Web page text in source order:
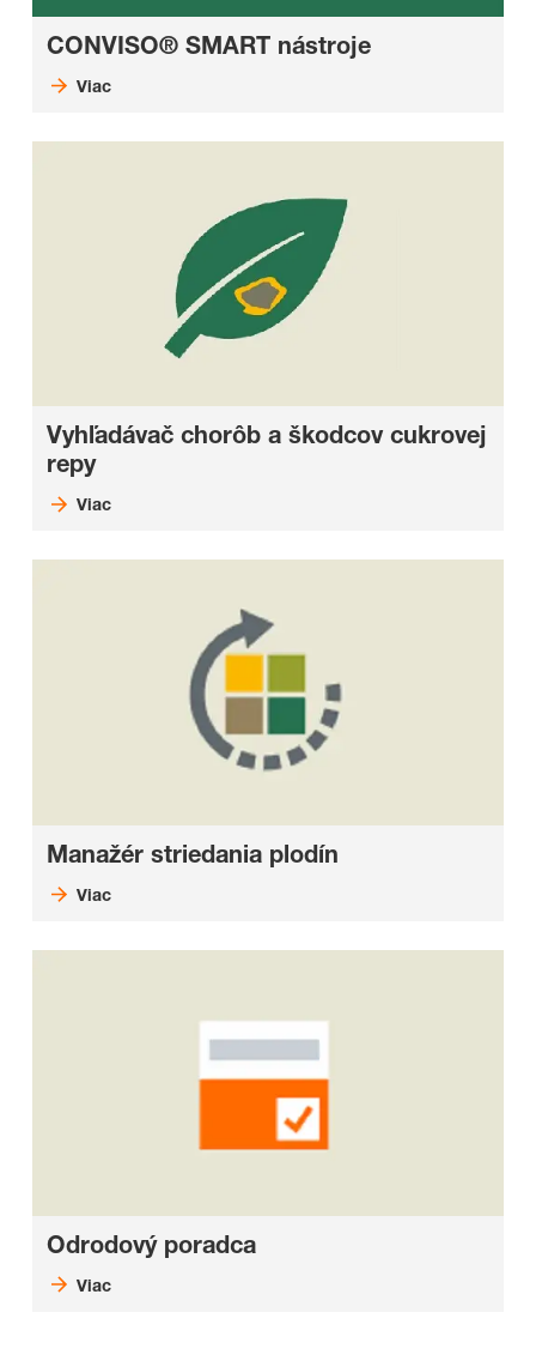
CONVISO® SMART nástroje
Viac
Vyhľadávač chorôb a škodcov cukrovej
repy
Viac
Manažér striedania plodín
Viac
Odrodový poradca
Viac